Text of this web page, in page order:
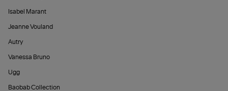
Isabel Marant
Jeanne Vouland
Autry
Vanessa Bruno
Ugg
Baobab Collection